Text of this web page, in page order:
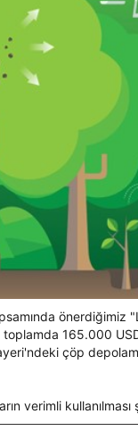
önerdiğimiz
toplamda 165.000
çöp
verimli